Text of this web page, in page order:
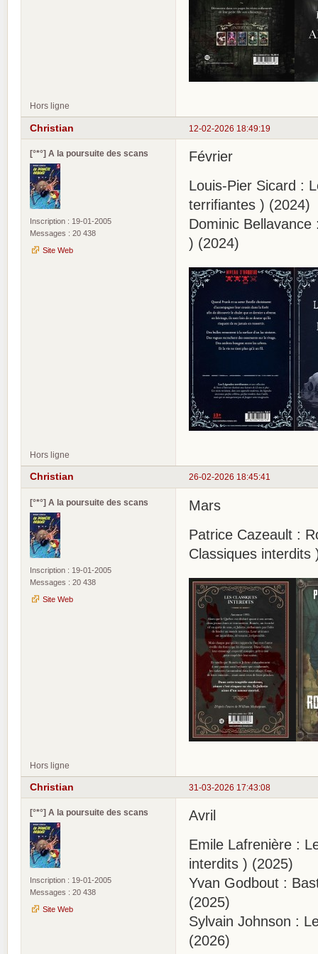
Hors ligne
12-02-2026 18:49:19
Christian
[°*°] A la poursuite des scans
Inscription : 19-01-2005
Messages : 20 438
Site Web
Février
Louis-Pier Sicard :
terrifiantes ) (2024)
Dominic
) (2024)
Hors ligne
26-02-2026 18:45:41
Christian
[°*°] A la poursuite des scans
Inscription : 19-01-2005
Messages : 20 438
Site Web
Mars
Patrice Cazeault :
Classiques interdits
Hors ligne
31-03-2026 17:43:08
Christian
[°*°] A la poursuite des scans
Inscription : 19-01-2005
Messages : 20 438
Site Web
Avril
Emile Lafrenière :
interdits ) (2025)
Yvan Godbout :
(2025)
Sylvain Johnson :
(2026)